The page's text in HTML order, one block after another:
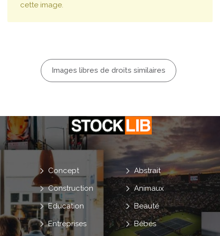
cette image.
Images libres de droits similaires
Abstrait
Animaux
Beauté
Bébés
Concept
Construction
Education
Entreprises